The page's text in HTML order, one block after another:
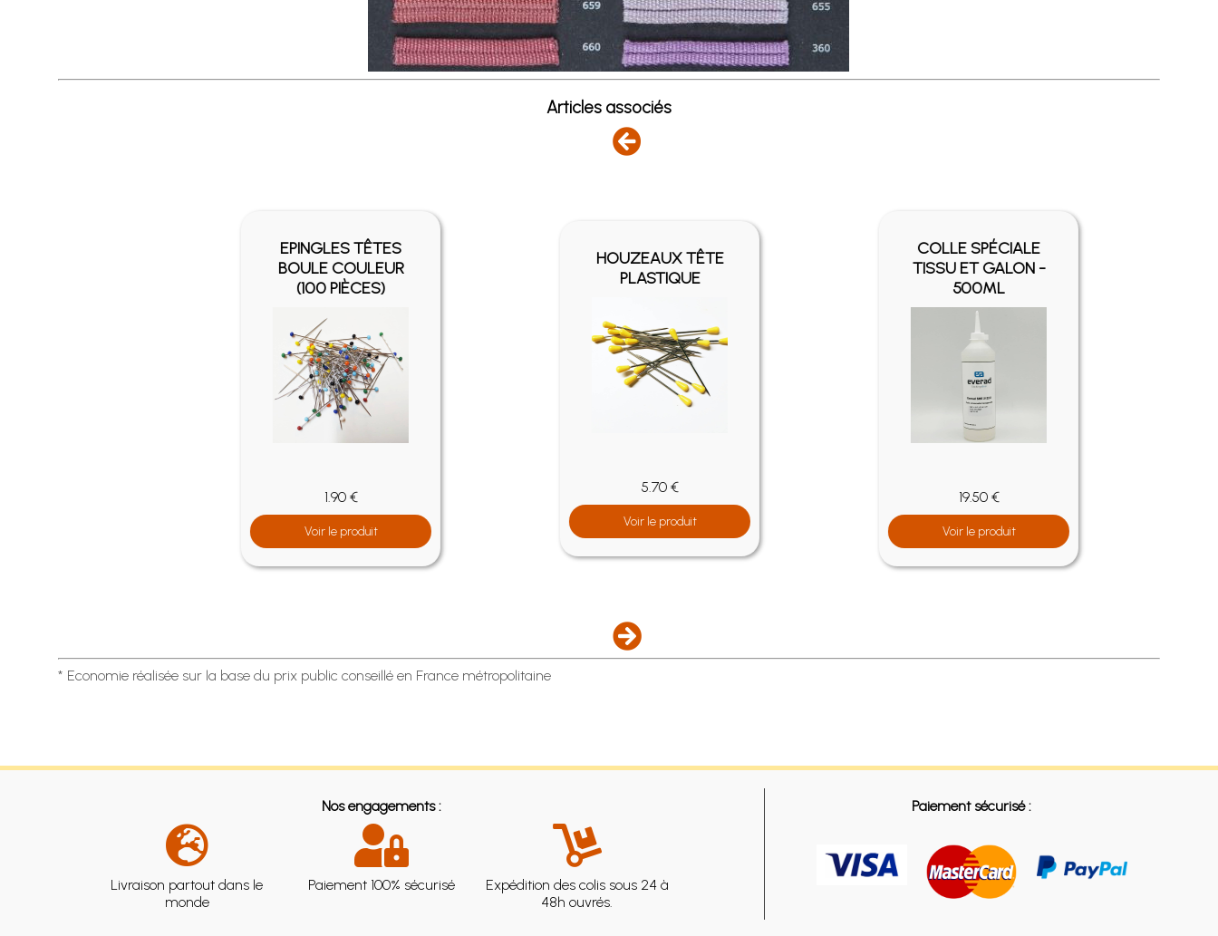
Articles associés
EPINGLES TÊTES
BOULE COULEUR
(100 PIÈCES)
Voir le produit
HOUZEAUX TÊTE
PLASTIQUE
5.70 €
Voir le produit
COLLE SPÉCIALE
TISSU ET GALON -
500ML
19.50 €
Voir le produit
* Economie réalisée sur la base du prix public conseillé en France métropolitaine
Nos engagements :
Livraison partout dans le
monde
Paiement 100% sécurisé
Expédition des colis sous 24 à
48h ouvrés.
Paiement sécurisé :